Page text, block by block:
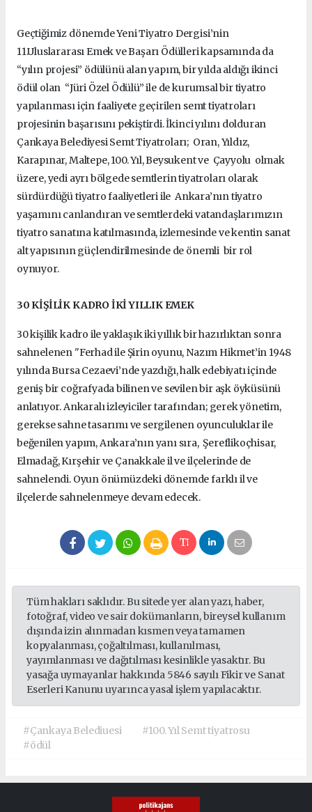
Geçtiğimiz dönemde Yeni Tiyatro Dergisi’nin
11.Uluslararası Emek ve Başarı Ödülleri kapsamında da
“yılın projesi” ödülünü alan yapım, bir yılda aldığı ikinci
ödül olan “Jüri Özel Ödülü” ile de kurumsal bir tiyatro
yapılanması için faaliyete geçirilen semt tiyatroları
projesinin başarısını pekiştirdi. İkinci yılını dolduran
Çankaya Belediyesi Semt Tiyatroları; Oran, Yıldız,
Karapınar, Maltepe, 100. Yıl, Beysukent ve Çayyolu olmak
üzere, yedi ayrı bölgede semtlerin tiyatroları olarak
sürdürdüğü tiyatro faaliyetleri ile Ankara’nın tiyatro
yaşamını canlandıran ve semtlerdeki vatandaşlarımızın
tiyatro sanatına katılmasında, izlemesinde ve kentin sanat
alt yapısının güçlendirilmesinde de önemli bir rol
oynuyor.
30 KİŞİLİK KADRO İKİ YILLIK EMEK
30 kişilik kadro ile yaklaşık iki yıllık bir hazırlıktan sonra
sahnelenen "Ferhad ile Şirin oyunu, Nazım Hikmet’in 1948
yılında Bursa Cezaevi’nde yazdığı, halk edebiyatı içinde
geniş bir coğrafyada bilinen ve sevilen bir aşk öyküsünü
anlatıyor. Ankaralı izleyiciler tarafından; gerek yönetim,
gerekse sahne tasarımı ve sergilenen oyunculuklar ile
beğenilen yapım, Ankara’nın yanı sıra, Şereflikoçhisar,
Elmadağ, Kırşehir ve Çanakkale il ve ilçelerinde de
sahnelendi. Oyun önümüzdeki dönemde farklı il ve
ilçelerde sahnelenmeye devam edecek.
Tüm hakları saklıdır. Bu sitede yer alan yazı, haber,
fotoğraf, video ve sair dokümanların, bireysel kullanım
dışında izin alınmadan kısmen veya tamamen
kopyalanması, çoğaltılması, kullanılması,
yayımlanması ve dağıtılması kesinlikle yasaktır. Bu
yasağa uymayanlar hakkında 5846 sayılı Fikir ve Sanat
Eserleri Kanunu uyarınca yasal işlem yapılacaktır.
#Çankaya Belediuesi
#100. Yıl Semt tiyatrosu
#ödül